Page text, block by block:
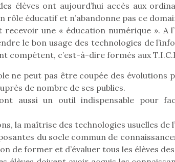
élèves ont aujourd’hui accès aux
rôle éducatif et n’abandonne pas ce
recevoir une « éducation numérique ». A
le bon usage des technologies de
compétent, c’est-à-dire formés aux
ne peut pas être coupée des
de nombre de ses publics.
aussi un outil indispensable pour
la maîtrise des technologies usuelles
du socle commun de
de former et d’évaluer tous les élèves